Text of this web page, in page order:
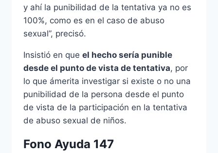
y ahí la punibilidad de la tentativa ya no es
100%, como es en el caso de abuso
sexual”, precisó.
Insistió en que el hecho sería punible
desde el punto de vista de tentativa, por
lo que ámerita investigar si existe o no una
punibilidad de la persona desde el punto
de vista de la participación en la tentativa
de abuso sexual de niños.
Fono Ayuda 147